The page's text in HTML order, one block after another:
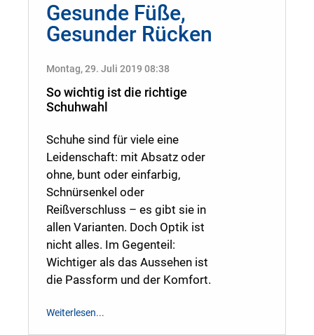
Gesunde Füße,
Gesunder Rücken
Montag, 29. Juli 2019 08:38
So wichtig ist die richtige
Schuhwahl
Schuhe sind für viele eine
Leidenschaft: mit Absatz oder
ohne, bunt oder einfarbig,
Schnürsenkel oder
Reißverschluss – es gibt sie in
allen Varianten. Doch Optik ist
nicht alles. Im Gegenteil:
Wichtiger als das Aussehen ist
die Passform und der Komfort.
Weiterlesen...